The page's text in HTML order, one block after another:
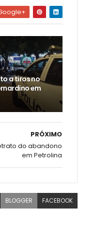
a tiros no
em
PRÓXIMO
do abandono
em Petrolina
BLOGGER FACEBOOK